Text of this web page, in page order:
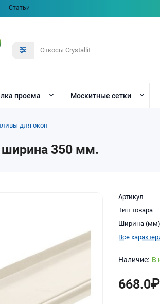
Статьи
проема Москитные сетки
для окон
350 мм.
Артикул
Тип товара
Ширина
Все
В
668.0₽